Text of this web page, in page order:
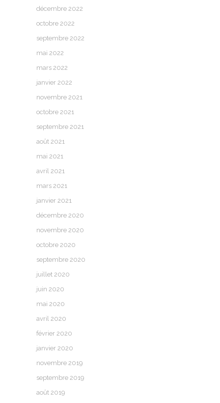
décembre 2022
octobre 2022
septembre 2022
mai 2022
mars 2022
janvier 2022
novembre 2021
octobre 2021
septembre 2021
août 2021
mai 2021
avril 2021
mars 2021
janvier 2021
décembre 2020
novembre 2020
octobre 2020
septembre 2020
juillet 2020
juin 2020
mai 2020
avril 2020
février 2020
janvier 2020
novembre 2019
septembre 2019
août 2019